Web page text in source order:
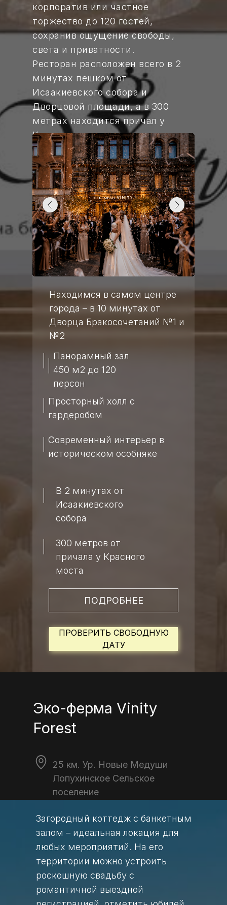
корпоратив или частное
торжество до 120 гостей,
сохранив ощущение свободы,
света и приватности.
Ресторан расположен всего в 2
минутах пешком от
Исаакиевского собора и
Дворцовой площади, а в 300
метрах находится причал у
Красного моста — идеальная
возможность начать или
завершить праздник прогулкой
по рекам и каналам
Петербурга.
Находимся в самом центре
города – в 10 минутах от
Дворца Бракосочетаний №1 и
№2
Панорамный зал
450 м2 до 120
персон
Просторный холл с
гардеробом
Современный интерьер в
историческом особняке
300 метров от
причала у Красного
моста
ПРОВЕРИТЬ СВОБОДНУЮ
ДАТУ
В 2 минутах от
Исаакиевского
собора
ПОДРОБНЕЕ
Эко-ферма Vinity
Forest
Загородный коттедж с банкетным
залом – идеальная локация для
любых мероприятий. На его
территории можно устроить
роскошную свадьбу с
романтичной выездной
25 км. Ур. Новые Медуши
Лопухинское Сельское
поселение